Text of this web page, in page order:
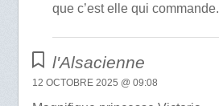
que c’est elle qui commande.
l'Alsacienne
12 OCTOBRE 2025 @ 09:08